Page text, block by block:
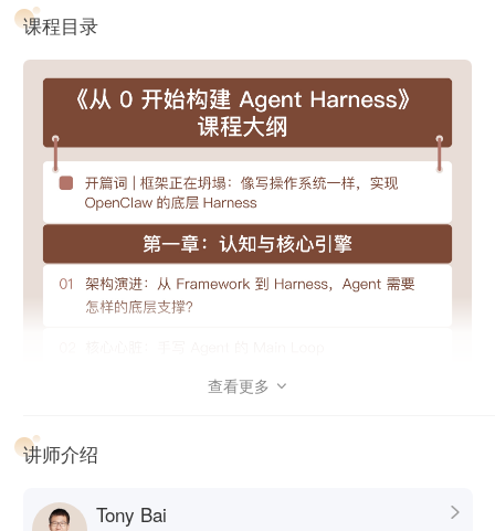
简单说，Harness 就是给大模型写一个微型操作系统。
大模型 = CPU（负责思考）
上下文窗口 = RAM（极其金贵的内存）
本地操作 = 外设（硬盘、网卡）
Harness 不教模型怎么想，它主要干内存回收、硬件调度、系
统中断这些“脏活”。如果你想构建工业级、长周期、可控的 AI
Agent，肯定绕不开 Harness。因为三个最大的坑，Harness
刚好全填上了。
课程交付什么？
课程目录
查看更多 
讲师介绍
Tony Bai 